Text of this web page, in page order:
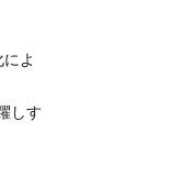
よ
しす